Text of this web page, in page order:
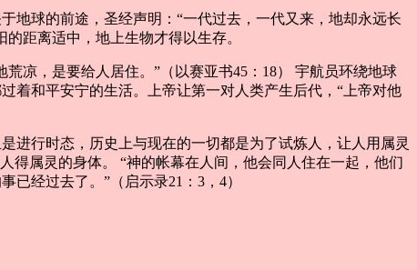
地球的前途，圣经声明：“一代过去，一代又来，地却永远长
距离适中，地上生物才得以生存。
凉，是要给人居住。”（以赛亚书45：18） 宇航员环绕地球
着和平安宁的生活。上帝让第一对人类产生后代，“上帝对他
进行时态，历史上与现在的一切都是为了试炼人，让人用属灵
得属灵的身体。 “神的帐幕在人间，他会同人住在一起，他们
经过去了。”（启示录21：3，4）